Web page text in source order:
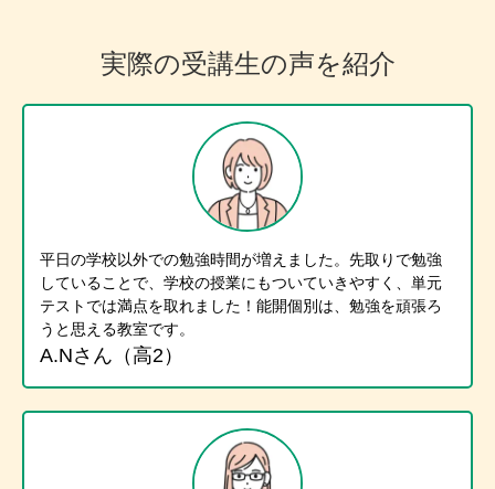
実際の受講生の声を紹介
平日の学校以外での勉強時間が増えました。先取りで勉強
していることで、学校の授業にもついていきやすく、単元
テストでは満点を取れました！能開個別は、勉強を頑張ろ
うと思える教室です。
A.Nさん（高2）